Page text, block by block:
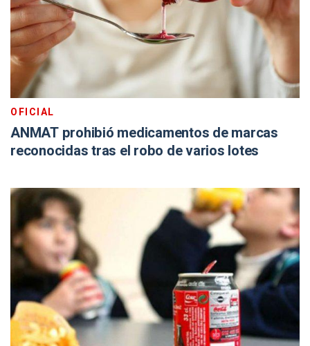
OFICIAL
ANMAT prohibió medicamentos de marcas
reconocidas tras el robo de varios lotes